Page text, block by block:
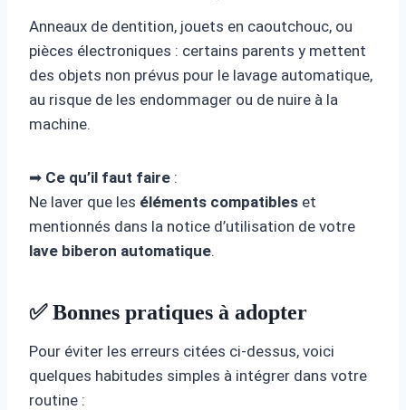
Anneaux de dentition, jouets en caoutchouc, ou
pièces électroniques : certains parents y mettent
des objets non prévus pour le lavage automatique,
au risque de les endommager ou de nuire à la
machine.
➡ Ce qu’il faut faire :
Ne laver que les éléments compatibles et
mentionnés dans la notice d’utilisation de votre
lave biberon automatique.
✅ Bonnes pratiques à adopter
Pour éviter les erreurs citées ci-dessus, voici
quelques habitudes simples à intégrer dans votre
routine :